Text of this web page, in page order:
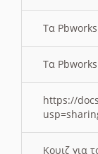
Τα
Τα
https://
Κουιζ για